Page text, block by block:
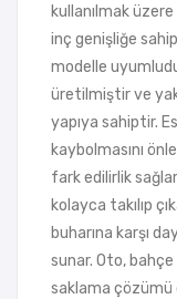
kullanılmak
inç genişliğe
modelle
üretilmiştir ve
yapıya sahiptir.
kaybolmasını
fark edilirlik
kolayca takılıp
buharına karşı
sunar. Oto,
saklama çözümü